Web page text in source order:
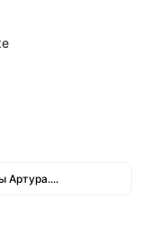
Артура....